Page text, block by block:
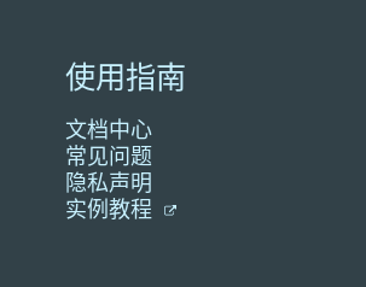
使用指南
文档中心
常见问题
隐私声明
实例教程